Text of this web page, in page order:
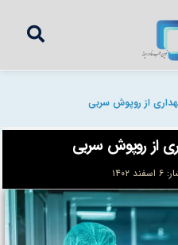
از روپوش سربی
از روپوش سربی